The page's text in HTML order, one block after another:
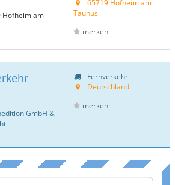
Hofheim am
65719 Hofheim am
Taunus
merken
GmbH &
Fernverkehr
Deutschland
merken